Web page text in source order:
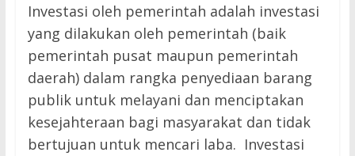
Investasi oleh pemerintah adalah investasi
yang dilakukan oleh pemerintah (baik
pemerintah pusat maupun pemerintah
daerah) dalam rangka penyediaan barang
publik untuk melayani dan menciptakan
kesejahteraan bagi masyarakat dan tidak
bertujuan untuk mencari laba. Investasi